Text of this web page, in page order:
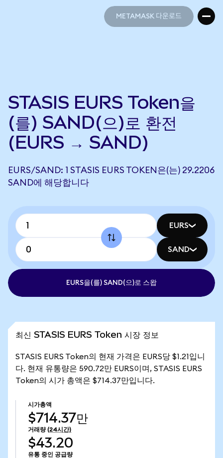
METAMASK 다운로드
STASIS EURS Token을
(를) SAND(으)로 환전
(EURS → SAND)
EURS/SAND: 1 STASIS EURS TOKEN은(는) 29.2206
SAND에 해당합니다
EURS
SAND
EURS을(를) SAND(으)로 스왑
최신 STASIS EURS Token 시장 정보
STASIS EURS Token의 현재 가격은 EURS당 $1.21입니
다. 현재 유통량은 590.72만 EURS이며, STASIS EURS
Token의 시가 총액은 $714.37만입니다.
시가총액
$714.37만
거래량 (24시간)
$43.20
유통 중인 공급량